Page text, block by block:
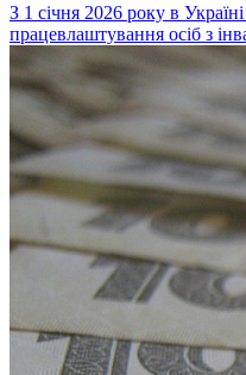
З 1 січня 2026 року в
працевлаштування осіб з